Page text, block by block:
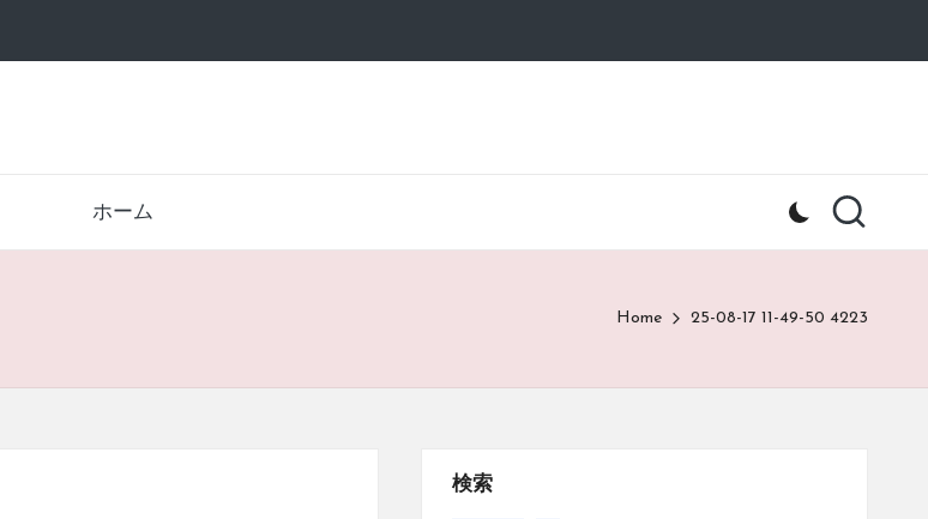
ホーム
Home 25-08-17 11-49-50 4223
検索